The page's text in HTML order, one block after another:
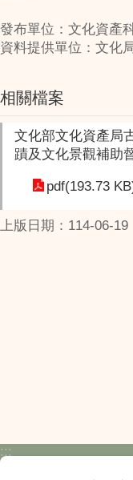
發布單位：文化資產
資料提供單位：文化
相關檔案
文化部文化資產局
蹟及文化景觀補助
pdf(193.73
上版日期：114-06-19
:::